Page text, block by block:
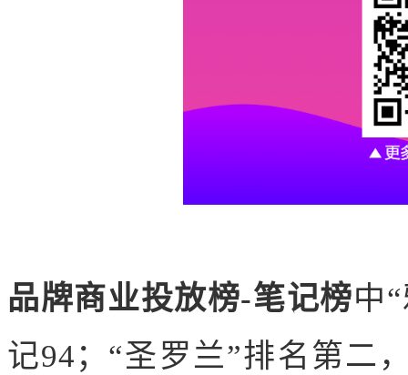
品牌商业投放榜-笔记榜中
记94；“圣罗兰”排名第二